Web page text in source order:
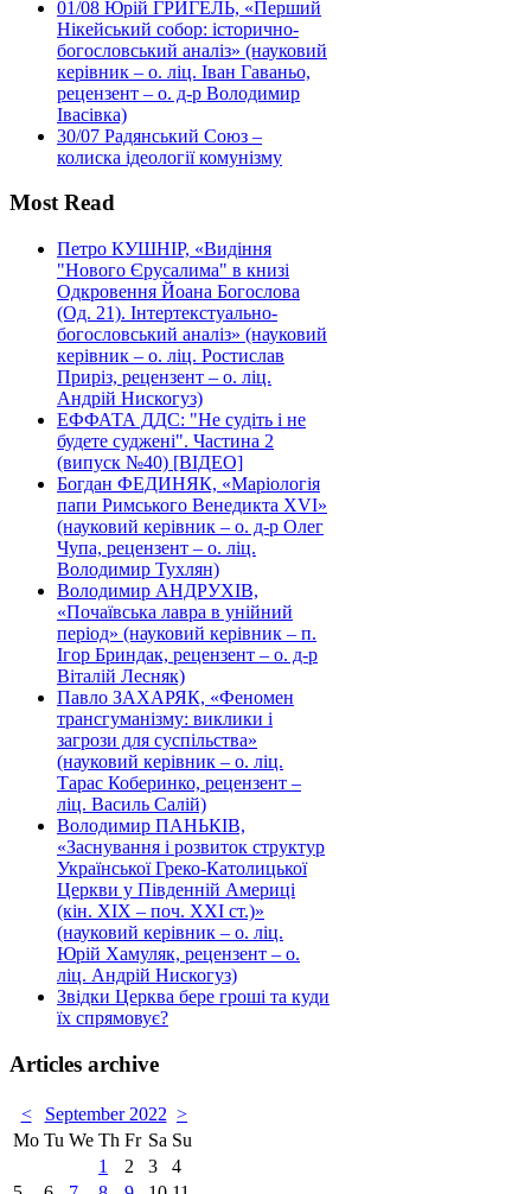
01/08 Юрій ГРИГЕЛЬ, «Перший
Нікейський собор: історично-
богословський аналіз» (науковий
керівник – о. ліц. Іван Гаваньо,
рецензент – о. д-р Володимир
Івасівка)
30/07 Радянський Союз –
колиска ідеології комунізму
Most Read
Петро КУШНІР, «Видіння
"Нового Єрусалима" в книзі
Одкровення Йоана Богослова
(Од. 21). Інтертекстуально-
богословський аналіз» (науковий
керівник – о. ліц. Ростислав
Приріз, рецензент – о. ліц.
Андрій Нискогуз)
ЕФФАТА ДДС: "Не судіть і не
будете суджені". Частина 2
(випуск №40) [ВІДЕО]
Богдан ФЕДИНЯК, «Маріологія
папи Римського Венедикта XVI»
(науковий керівник – о. д-р Олег
Чупа, рецензент – о. ліц.
Володимир Тухлян)
Володимир АНДРУХІВ,
«Почаївська лавра в унійний
період» (науковий керівник – п.
Ігор Бриндак, рецензент – о. д-р
Віталій Лесняк)
Павло ЗАХАРЯК, «Феномен
трансгуманізму: виклики і
загрози для суспільства»
(науковий керівник – о. ліц.
Тарас Коберинко, рецензент –
ліц. Василь Салій)
Володимир ПАНЬКІВ,
«Заснування і розвиток структур
Української Греко-Католицької
Церкви у Південній Америці
(кін. ХІХ – поч. ХХІ ст.)»
(науковий керівник – о. ліц.
Юрій Хамуляк, рецензент – о.
ліц. Андрій Нискогуз)
Звідки Церква бере гроші та куди
їх спрямовує?
Articles archive
< September 2022 >
Mo Tu We Th Fr Sa Su
1
2 3
4